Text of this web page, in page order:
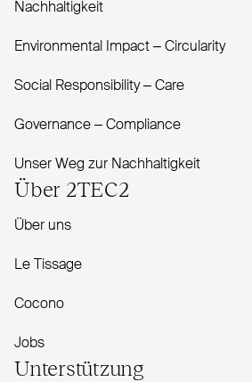
Nachhaltigkeit
Envi­ronmental Impact – Cir­cularity
Social Responsibility – Care
Governance – Com­pliance
Unser Weg zur Nachhaltigkeit
Über 2TEC2
Über uns
Le Tissage
Cocono
Jobs
Unterstützung